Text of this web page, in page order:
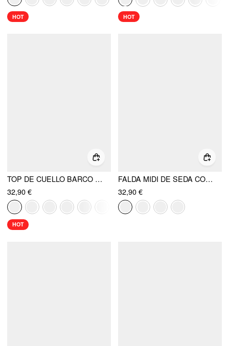
HOT HOT
TOP DE CUELLO BARCO CON ENCAJE TRANSPARENTE
32,90 €
HOT
FALDA MIDI DE SEDA CON VOLANTES DE TIRO ALTO
32,90 €